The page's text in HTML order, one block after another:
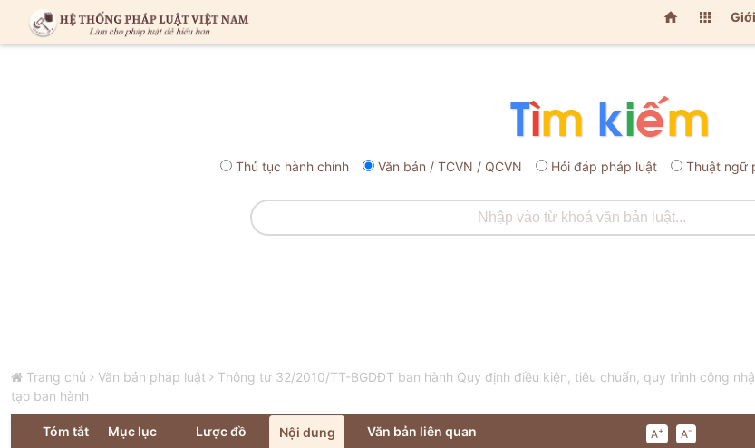
 
Thủ tục hành chính Văn bản / TCVN / QCVN Hỏi đáp pháp luật Thuật ngữ
Trang chủ Văn bản pháp luật
Thông tư 32/2010/TT-BGDĐT ban hành Quy định điều kiện, tiêu chuẩn, quy trình công
tạo ban hành
Tóm tắt Mục lục Lược đồ Nội dung Văn bản liên quan A+ A-